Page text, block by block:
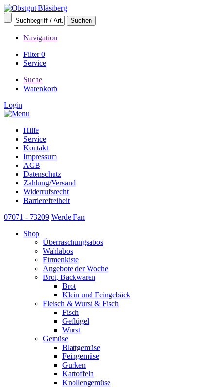
Navigation
Filter0
Service
Suche
Warenkorb
Login
Hilfe
Service
Kontakt
Impressum
AGB
Datenschutz
Zahlung/Versand
Widerrufsrecht
Barrierefreiheit
07071 - 73209 Werde Fan
Shop
Überraschungsabos
Wahlabos
Firmenkiste
Angebote der Woche
Brot, Backwaren
Brot
Klein und Feingebäck
Fleisch & Wurst & Fisch
Fisch
Geflügel
Wurst
Gemüse
Blattgemüse
Feingemüse
Gurken
Kartoffeln
Knollengemüse